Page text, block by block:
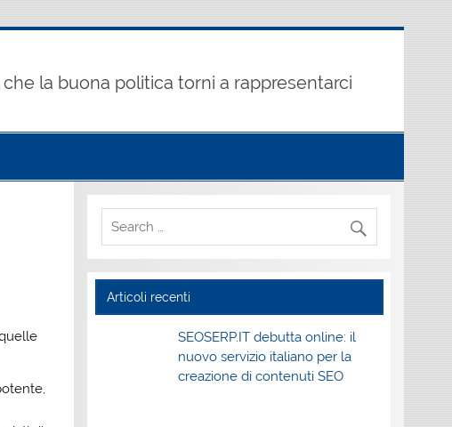
la buona politica torni a rappresentarci
Articoli recenti
SEOSERP.IT debutta online: il
nuovo servizio italiano per la
creazione di contenuti SEO